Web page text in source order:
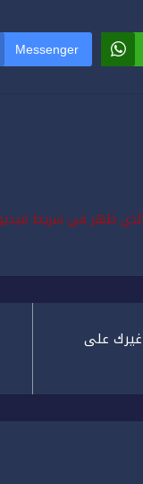
Messenger
ظهر في شريط
على